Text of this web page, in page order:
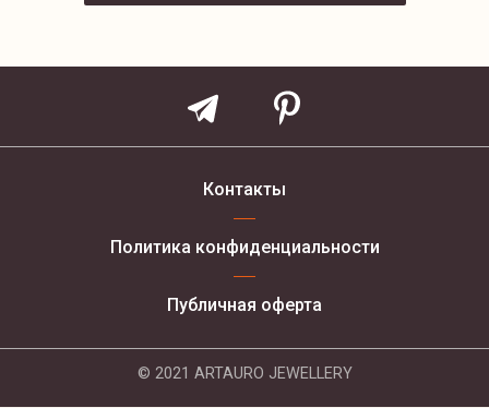
ОТПРАВИТЬ
Контакты
Политика конфиденциальности
Публичная оферта
© 2021 ARTAURO JEWELLERY